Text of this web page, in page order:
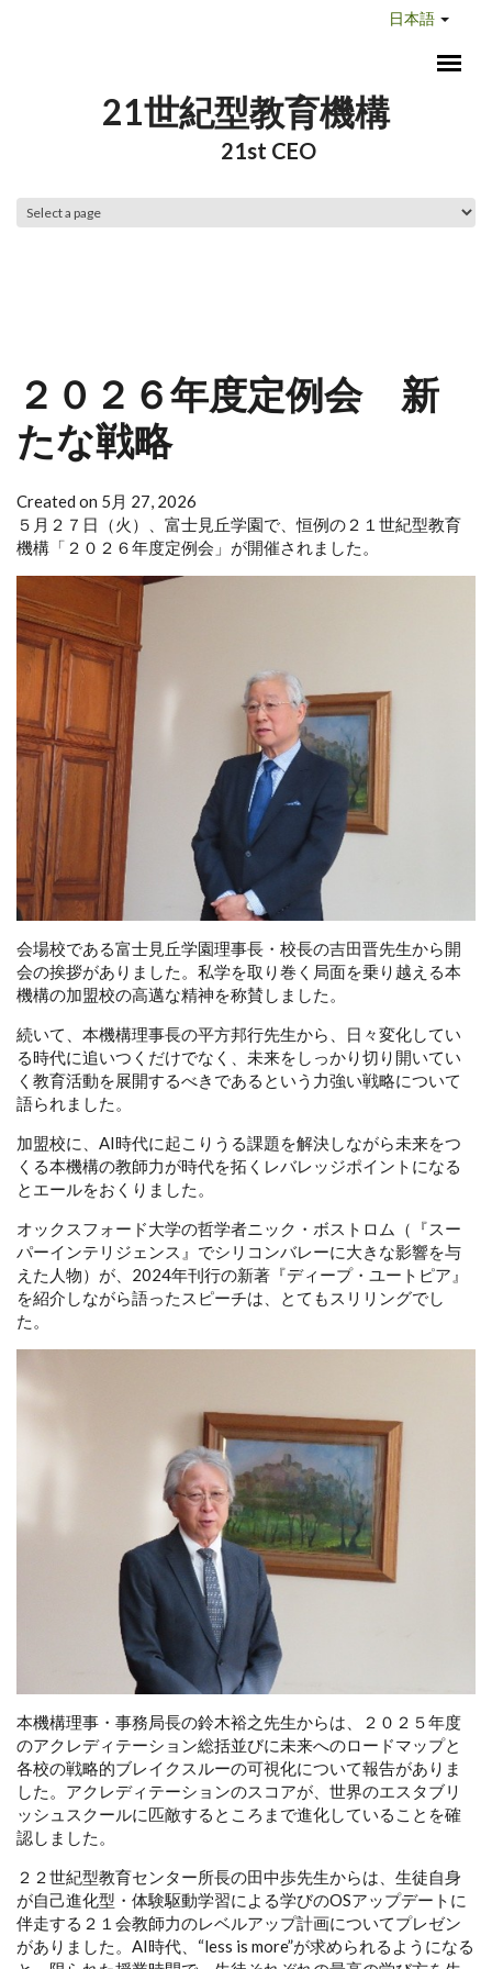
日本語
21世紀型教育機構
21st CEO
２０２６年度定例会 新
たな戦略
Created on 5月 27, 2026
５月２７日（火）、富士見丘学園で、恒例の２１世紀型教育
機構「２０２６年度定例会」が開催されました。
会場校である富士見丘学園理事長・校長の吉田晋先生から開
会の挨拶がありました。私学を取り巻く局面を乗り越える本
機構の加盟校の高邁な精神を称賛しました。
続いて、本機構理事長の平方邦行先生から、日々変化してい
る時代に追いつくだけでなく、未来をしっかり切り開いてい
く教育活動を展開するべきであるという力強い戦略について
語られました。
加盟校に、AI時代に起こりうる課題を解決しながら未来をつ
くる本機構の教師力が時代を拓くレバレッジポイントになる
とエールをおくりました。
オックスフォード大学の哲学者ニック・ボストロム（『スー
パーインテリジェンス』でシリコンバレーに大きな影響を与
えた人物）が、2024年刊行の新著『ディープ・ユートピア』
を紹介しながら語ったスピーチは、とてもスリリングでし
た。
本機構理事・事務局長の鈴木裕之先生からは、２０２５年度
のアクレディテーション総括並びに未来へのロードマップと
各校の戦略的ブレイクスルーの可視化について報告がありま
した。アクレディテーションのスコアが、世界のエスタブリ
ッシュスクールに匹敵するところまで進化していることを確
認しました。
２２世紀型教育センター所長の田中歩先生からは、生徒自身
が自己進化型・体験駆動学習による学びのOSアップデートに
伴走する２１会教師力のレベルアップ計画についてプレゼン
がありました。AI時代、“less is more”が求められるようになる